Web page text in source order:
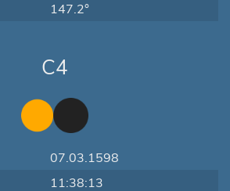
147.2°
C4
07.03.1598
11:38:13